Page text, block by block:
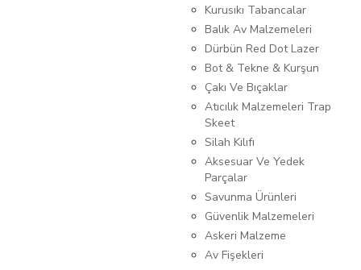
Kurusıkı Tabancalar
Balık Av Malzemeleri
Dürbün Red Dot Lazer
Bot & Tekne & Kurşun
Çakı Ve Bıçaklar
Atıcılık Malzemeleri Trap
Skeet
Silah Kılıfı
Aksesuar Ve Yedek
Parçalar
Savunma Ürünleri
Güvenlik Malzemeleri
Askeri Malzeme
Av Fişekleri